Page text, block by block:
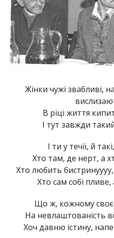
Жінки чужі звабливі,
В ріці життя
І тут завжди
І ти у течії, й
Хто там, де нерт, а
Хто любить
Хто сам собі
Що ж, кожному
На невлаштованість
Хоч давню істину,